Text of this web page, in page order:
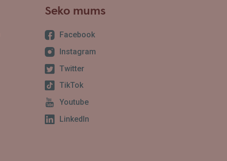
Seko mums
Facebook
Instagram
Twitter
TikTok
Youtube
LinkedIn